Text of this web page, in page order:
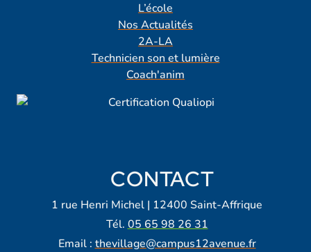
L’école
Nos Actualités
2A-LA
Technicien son et lumière
Coach'anim
CONTACT
1 rue Henri Michel | 12400 Saint-Affrique
Tél. 05 65 98 26 31
Email : thevillage@campus12avenue.fr